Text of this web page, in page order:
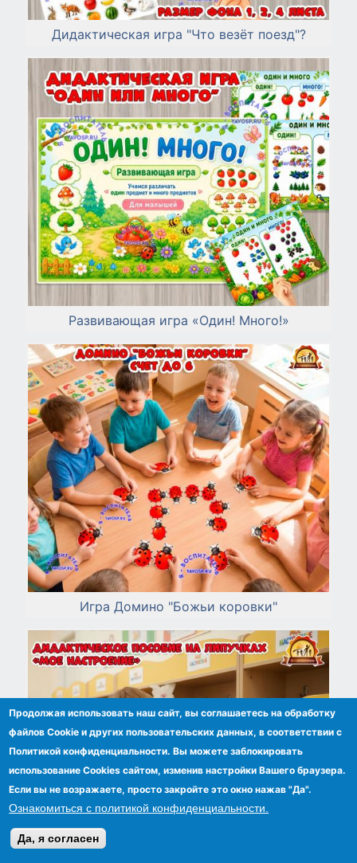
Дидактическая игра "Что везёт поезд"?
Развивающая игра «Один! Много!»
Игра Домино "Божьи коровки"
Продолжая использовать наш сайт, вы соглашаетесь на обработку
файлов Сookie и других пользовательских данных, в соответствии с
Политикой конфиденциальности. Вы можете заблокировать
использование Cookies сайтом, изменив настройки Вашего браузера.
Если вы не возражаете, просто закройте это окно нажав "Да".
Ознакомиться с политикой конфиденциальности.
Да, я согласен